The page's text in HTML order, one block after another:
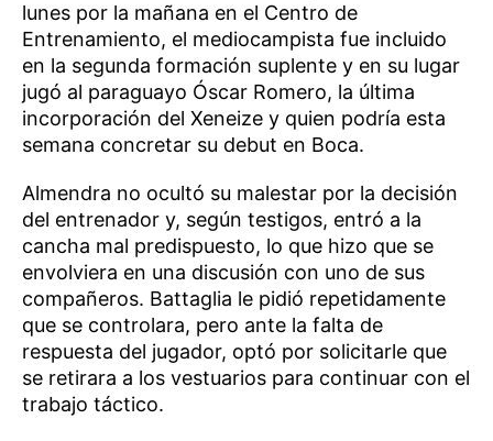
lunes por la mañana en el Centro de
Entrenamiento, el mediocampista fue incluido
en la segunda formación suplente y en su lugar
jugó al paraguayo Óscar Romero, la última
incorporación del Xeneize y quien podría esta
semana concretar su debut en Boca.
Almendra no ocultó su malestar por la decisión
del entrenador y, según testigos, entró a la
cancha mal predispuesto, lo que hizo que se
envolviera en una discusión con uno de sus
compañeros. Battaglia le pidió repetidamente
que se controlara, pero ante la falta de
respuesta del jugador, optó por solicitarle que
se retirara a los vestuarios para continuar con el
trabajo táctico.